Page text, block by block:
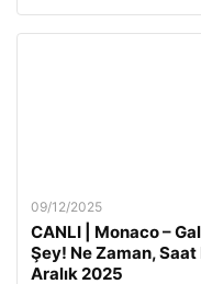
09/12/2025
CANLI | Monaco –
Şey! Ne Zaman,
Aralık 2025